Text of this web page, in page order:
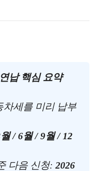
납 핵심 요약
차세를 미리 납부
/ 6월 / 9월 / 12
다음 신청:2026